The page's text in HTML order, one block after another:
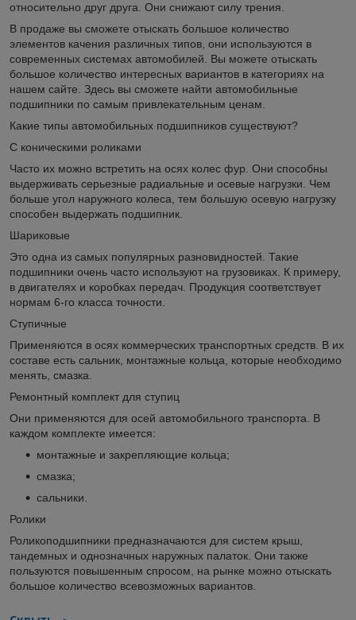
относительно друг друга. Они снижают силу трения.
В продаже вы сможете отыскать большое количество
элементов качения различных типов, они используются в
современных системах автомобилей. Вы можете отыскать
большое количество интересных вариантов в категориях на
нашем сайте. Здесь вы сможете найти автомобильные
подшипники по самым привлекательным ценам.
Какие типы автомобильных подшипников существуют?
С коническими роликами
Часто их можно встретить на осях колес фур. Они способны
выдерживать серьезные радиальные и осевые нагрузки. Чем
больше угол наружного колеса, тем большую осевую нагрузку
способен выдержать подшипник.
Шариковые
Это одна из самых популярных разновидностей. Такие
подшипники очень часто используют на грузовиках. К примеру,
в двигателях и коробках передач. Продукция соответствует
нормам 6-го класса точности.
Ступичные
Применяются в осях коммерческих транспортных средств. В их
составе есть сальник, монтажные кольца, которые необходимо
менять, смазка.
Ремонтный комплект для ступиц
Они применяются для осей автомобильного транспорта. В
каждом комплекте имеется:
монтажные и закрепляющие кольца;
смазка;
сальники.
Ролики
Роликоподшипники предназначаются для систем крыш,
тандемных и однозначных наружных палаток. Они также
пользуются повышенным спросом, на рынке можно отыскать
большое количество всевозможных вариантов.